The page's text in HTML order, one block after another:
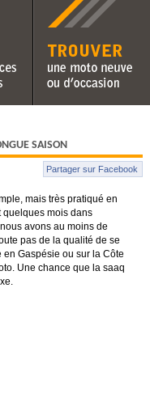
ou
Trouver une moto neuve ou
d'occasion
SAISON
Partager sur Facebook
mais très pratiqué en
quelques mois dans
avons au moins de
pas de la qualité de se
Gaspésie ou sur la Côte
Une chance que la saaq